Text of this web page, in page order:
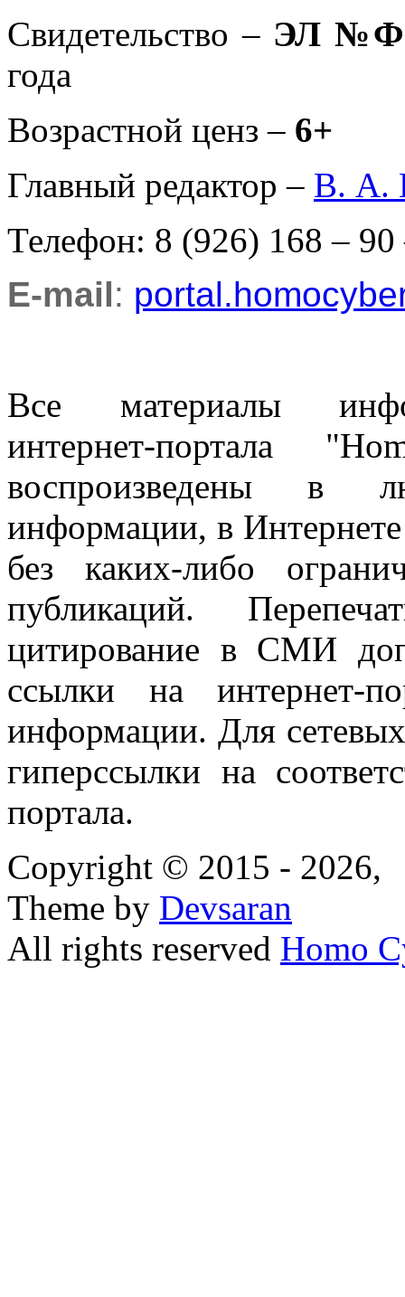
Свидетельство – ЭЛ
года
Возрастной ценз – 6+
Главный редактор – В. А.
Телефон: 8 (926) 168 – 90
E-mail:
Все материалы
интернет-портала
воспроизведены в
информации, в
без каких-либо
публикаций.
цитирование в СМИ
ссылки на интернет-
информации. Для
гиперссылки на
портала.
Copyright © 2015 - 2026,
Theme by Devsaran
All rights reserved Homo